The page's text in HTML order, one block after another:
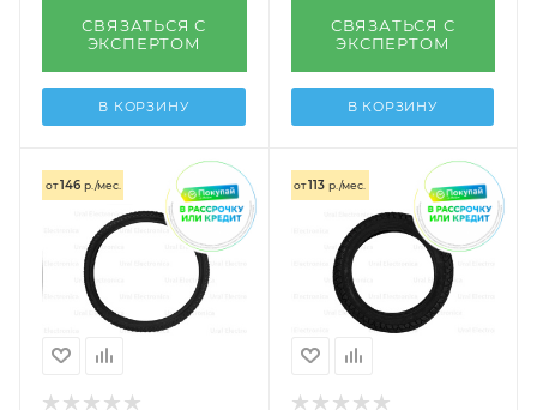
СВЯЗАТЬСЯ С
ЭКСПЕРТОМ
В КОРЗИНУ
СВЯЗАТЬСЯ С
ЭКСПЕРТОМ
В КОРЗИНУ
от146 р./мес. от113 р./мес.